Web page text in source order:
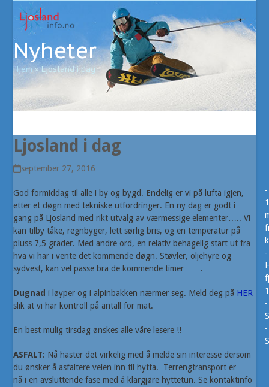
content
Open
mobile
menu
Close
mobile
menu
Nyheter
Hjem»Ljosland i dag
Ljosland i dag
september 27, 2016
God formiddag til alle i by og bygd. Endelig er vi på lufta igjen,
etter et døgn med tekniske utfordringer. En ny dag er godt i
gang på Ljosland med rikt utvalg av værmessige elementer….. Vi
kan tilby tåke, regnbyger, lett sørlig bris, og en temperatur på
pluss 7,5 grader. Med andre ord, en relativ behagelig start ut fra
hva vi har i vente det kommende døgn. Støvler, oljehyre og
sydvest, kan vel passe bra de kommende timer…….
Dugnad i løyper og i alpinbakken nærmer seg. Meld deg på HER
slik at vi har kontroll på antall for mat.
En best mulig tirsdag ønskes alle våre lesere !!
ASFALT: Nå haster det virkelig med å melde sin interesse dersom
du ønsker å asfaltere veien inn til hytta. Terrengtransport er
nå i en avsluttende fase med å klargjøre hyttetun. Se kontaktinfo
-
-
-
-